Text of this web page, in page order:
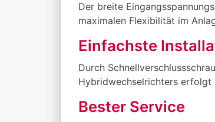
Der breite
maximalen Flexibilität im
Einfachste
Durch
Hybridwechselrichters erfolgt
Bester Service